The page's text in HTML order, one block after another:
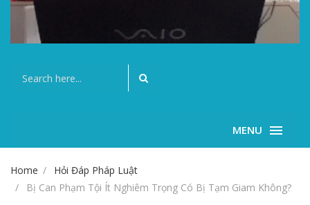
MENU
Home
Hỏi Đáp Pháp Luật
Bị Can Phạm Tội Ít Nghiêm Trọng Có Bị Tạm Giam Không?